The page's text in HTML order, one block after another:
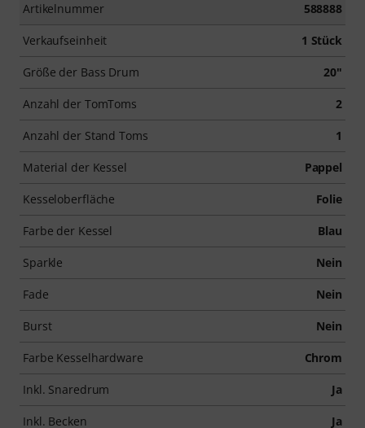
Artikelnummer 588888
Verkaufseinheit 1 Stück
Größe der Bass Drum 20"
Anzahl der TomToms 2
Anzahl der Stand Toms 1
Material der Kessel Pappel
Kesseloberfläche Folie
Farbe der Kessel Blau
Sparkle Nein
Fade Nein
Burst Nein
Farbe Kesselhardware Chrom
Inkl. Snaredrum Ja
Inkl. Becken Ja